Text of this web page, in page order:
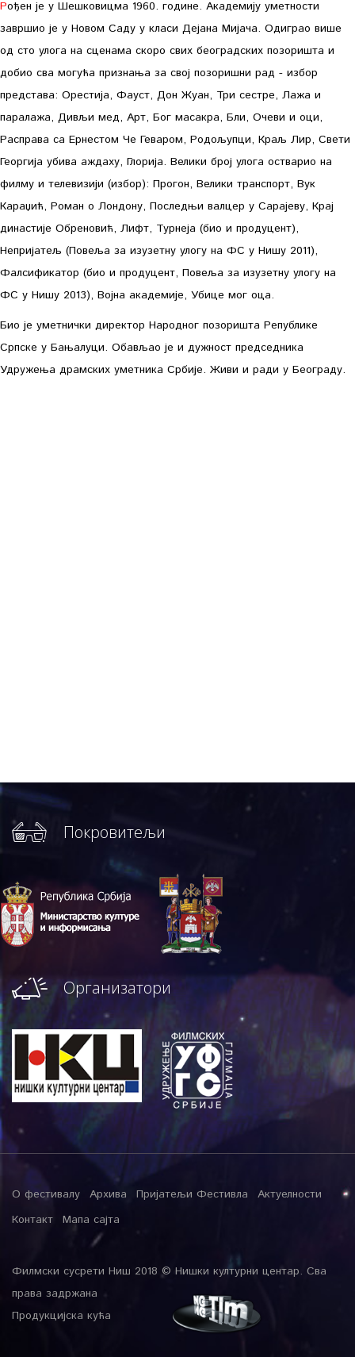
Рођен је у Шешковицма 1960. године. Академију уметности
завршио је у Новом Саду у класи Дејана Мијача. Одиграо више
од сто улога на сценама скоро свих београдских позоришта и
добио сва могућа признања за свој позоришни рад - избор
представа: Орестија, Фауст, Дон Жуан, Три сестре, Лажа и
паралажа, Дивљи мед, Арт, Бог масакра, Бли, Очеви и оци,
Расправа са Ернестом Че Геваром, Родољупци, Краљ Лир, Свети
Георгија убива аждаху, Глорија. Велики број улога остварио на
филму и телевизији (избор): Прогон, Велики транспорт, Вук
Караџић, Роман о Лондону, Последњи валцер у Сарајеву, Крај
династије Обреновић, Лифт, Турнеја (био и продуцент),
Непријатељ (Повеља за изузетну улогу на ФС у Нишу 2011),
Фалсификатор (био и продуцент, Повеља за изузетну улогу на
ФС у Нишу 2013), Војна академије, Убице мог оца.
Био је уметнички директор Народног позоришта Републике
Српске у Бањалуци. Обављао је и дужност председника
Удружења драмских уметника Србије. Живи и ради у Београду.
Покровитељи
Организатори
О фестивалу Архива Пријатељи Фестивла
Актуелности
Контакт Мапа сајта
Филмски сусрети Ниш 2018 © Нишки културни центар. Сва
права задржана
Продукцијска кућа